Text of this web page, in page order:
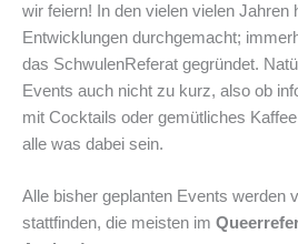
wir feiern! In den vielen vielen Jahren
Entwicklungen durchgemacht;
das SchwulenReferat gegründet.
Events auch nicht zu kurz, also ob
mit Cocktails oder gemütliches
alle was dabei sein.
Alle bisher geplanten Events werden
stattfinden, die meisten im